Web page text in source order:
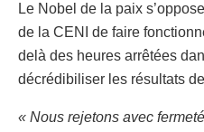
Le Nobel de la paix
de la CENI de faire
delà des heures arrêtées
décrédibiliser les résultats
« Nous rejetons avec